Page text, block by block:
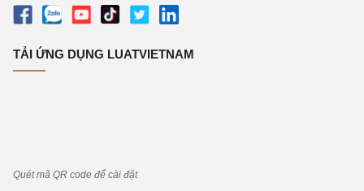
TẢI ỨNG DỤNG LUATVIETNAM
Quét mã QR code để cài đặt